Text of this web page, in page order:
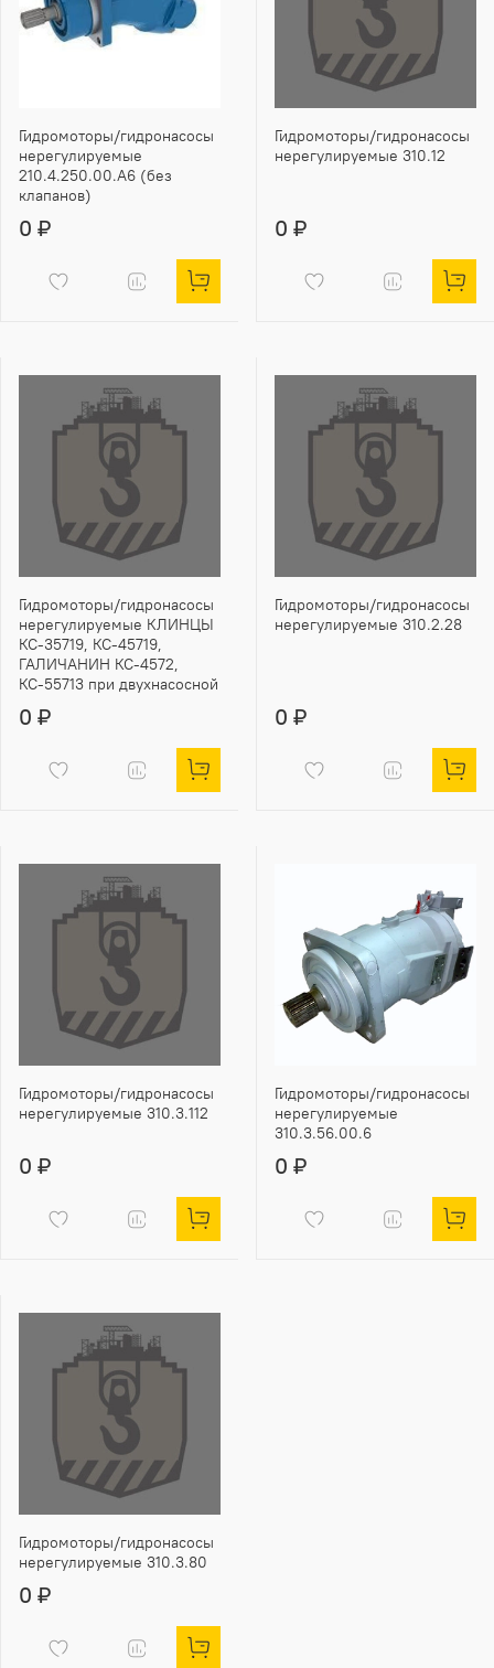
Гидромоторы/гидронасосы
нерегулируемые
210.4.250.00.А6 (без
клапанов)
0 ₽
Гидромоторы/гидронасосы
нерегулируемые 310.12
0 ₽
Гидромоторы/гидронасосы
нерегулируемые КЛИНЦЫ
КС-35719, КС-45719,
ГАЛИЧАНИН КС-4572,
КС-55713 при двухнасосной
0 ₽
Гидромоторы/гидронасосы
нерегулируемые 310.2.28
0 ₽
Гидромоторы/гидронасосы
нерегулируемые 310.3.112
0 ₽
Гидромоторы/гидронасосы
нерегулируемые
310.3.56.00.6
0 ₽
Гидромоторы/гидронасосы
нерегулируемые 310.3.80
0 ₽